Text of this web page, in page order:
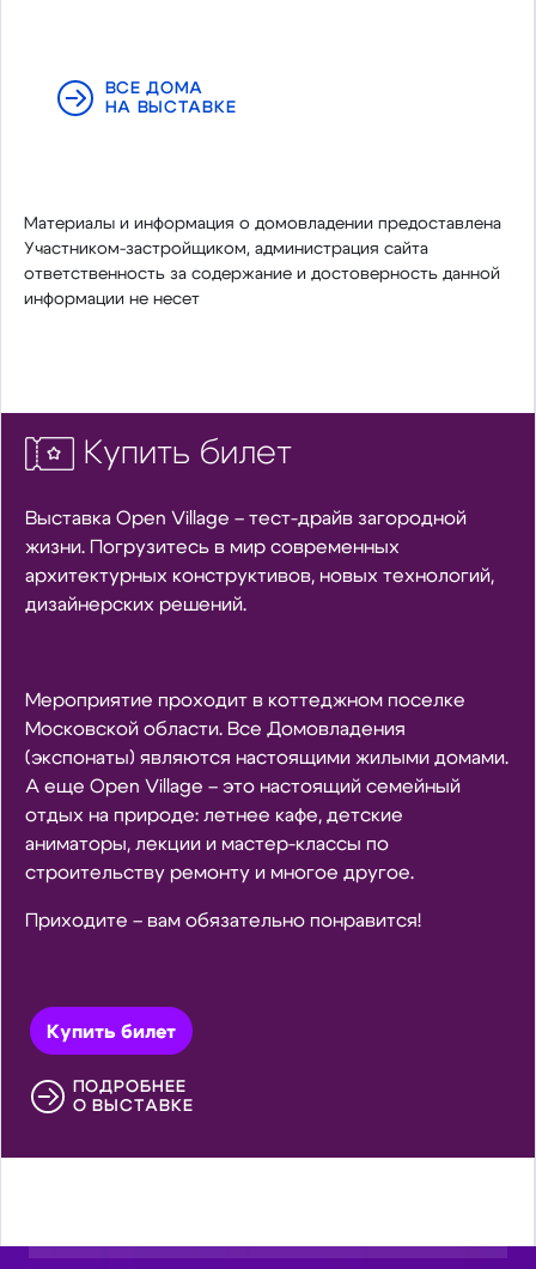
ВСЕ ДОМА
НА ВЫСТАВКЕ
Материалы и информация о домовладении предоставлена
Участником-застройщиком, администрация сайта
ответственность за содержание и достоверность данной
информации не несет
Купить билет
Выставка Open Village – тест-драйв загородной
жизни. Погрузитесь в мир современных
архитектурных конструктивов, новых технологий,
дизайнерских решений.
Мероприятие проходит в коттеджном поселке
Московской области. Все Домовладения
(экспонаты) являются настоящими жилыми домами.
А еще Open Village – это настоящий семейный
отдых на природе: летнее кафе, детские
аниматоры, лекции и мастер-классы по
строительству ремонту и многое другое.
Приходите – вам обязательно понравится!
Купить билет
ПОДРОБНЕЕ
О ВЫСТАВКЕ